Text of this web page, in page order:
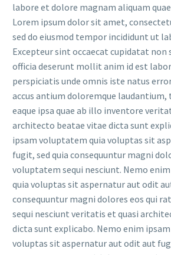
labore et dolore magnam aliquam
Lorem ipsum dolor sit amet,
sed do eiusmod tempor incididunt ut
Excepteur sint occaecat cupidatat non
officia deserunt mollit anim id est
perspiciatis unde omnis iste natus
accus antium doloremque
eaque ipsa quae ab illo inventore
architecto beatae vitae dicta sunt
ipsam voluptatem quia voluptas sit
fugit, sed quia consequuntur magni
voluptatem sequi nesciunt. Nemo
quia voluptas sit aspernatur aut odit
consequuntur magni dolores eos qui
sequi nesciunt veritatis et quasi
dicta sunt explicabo. Nemo enim
voluptas sit aspernatur aut odit aut